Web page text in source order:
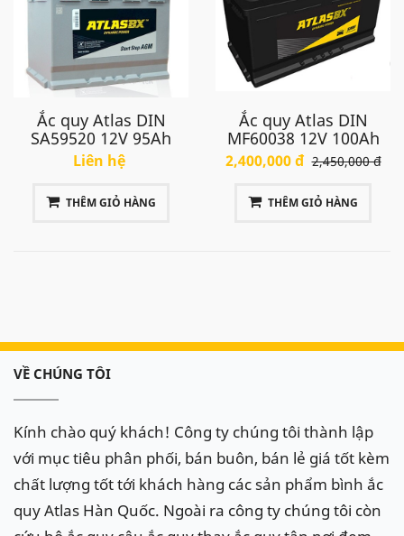
vụ chuyên nghiệp, thao tác thay chuẩn chỉ, cùng
chế độ chăm sóc khách hàng sau bán hàng tốt, chắc
chắn sẽ làm hài lòng quý khách.
thị trường Việt Nam, đều được trang bị ắc quy theo
xe là bình Varta AGM, bình cọc chìm ( cọc cao bằng
thay thế bình theo xe Mercedes Benz với chất lượng
Theo khuyến cáo của nhà sản xuất nên thay thế các
sản phẩm AGM bằng AGM để đảm bảo chất lượng
cũng như ổn định trong quá trình vận hành.
Xe Mercedes Maybach được
trang bị ắc quy AGM loại DIN
( bình cọc chìm, cọc cao bằng
Ắc quy Atlas DIN
SA59520 12V 95Ah
Liên hệ
THÊM GIỎ HÀNG
Ắc quy Atlas DIN
MF60038 12V 100Ah
2,400,000 đ 2,450,000 đ
THÊM GIỎ HÀNG
VỀ CHÚNG TÔI
Kính chào quý khách! Công ty chúng tôi thành lập
với mục tiêu phân phối, bán buôn, bán lẻ giá tốt kèm
chất lượng tốt tới khách hàng các sản phẩm bình ắc
quy Atlas Hàn Quốc. Ngoài ra công ty chúng tôi còn